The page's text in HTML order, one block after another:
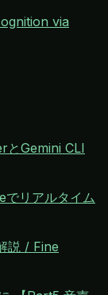
via
とGemini CLI
リアルタイム
説 / Fine